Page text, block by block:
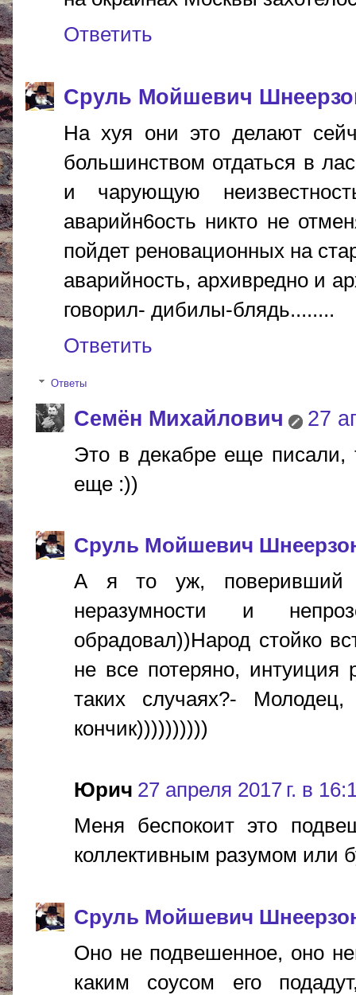
Ответить
Сруль Мойшевич
На хуя они это делают
большинством отдаться в
и чарующую
аварийн6ость никто не
пойдет реновационных на
аварийность, архивредно и
говорил- дибилы-блядь........
Ответить
Ответы
Cемён Михайлович 27
Это в декабре еще
еще :))
Сруль Мойшевич
А я то уж, поверивший в
неразумности и
обрадовал))Народ стойко
не все потеряно, интуиция
таких случаях?-
кончик))))))))))
Юрич 27 апреля 2017 г. в
Меня беспокоит это
коллективным разумом или
Сруль Мойшевич
Оно не подвешенное, оно
каким соусом его